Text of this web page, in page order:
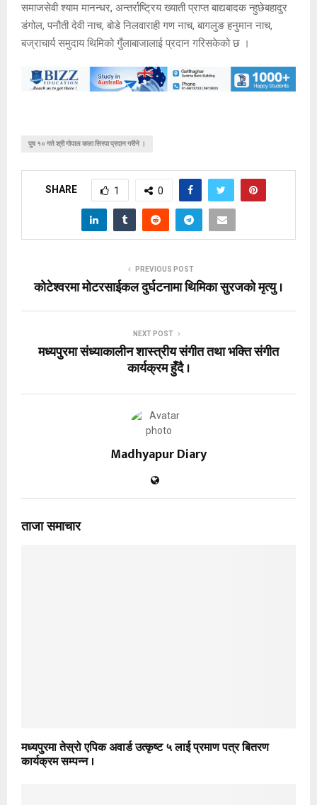
समाजसेवी श्याम मानन्धर, अन्तर्राष्ट्रिय ख्याती प्राप्त बाद्यबादक न्हुछेबहादुर
डंगोल, पनौती देवी नाच, बोडे निलवाराही गण नाच, बागलुङ हनुमान नाच,
बज्राचार्य समुदाय थिमिको गुँलाबाजालाई प्रदान गरिसकेको छ ।
पुष १० गते श्री गोपाल कला सिरपा प्रदान गरीने ।
SHARE 1 0
PREVIOUS POST
कोटेश्वरमा मोटरसाईकल दुर्घटनामा थिमिका सुरजको मृत्यु ।
NEXT POST
मध्यपुरमा संध्याकालीन शास्त्रीय संगीत तथा भक्ति संगीत
कार्यक्रम हुँदै ।
Madhyapur Diary
ताजा समाचार
मध्यपुरमा तेस्रो एपिक अवार्ड उत्कृष्ट ५ लाई प्रमाण पत्र बितरण
कार्यक्रम सम्पन्न ।